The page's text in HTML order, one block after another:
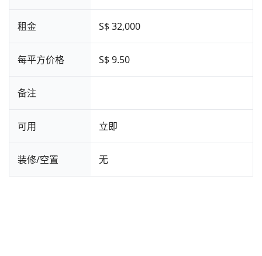
租金 S$ 32,000
每平方价格 S$ 9.50
备注
可用 立即
装修/空置 无